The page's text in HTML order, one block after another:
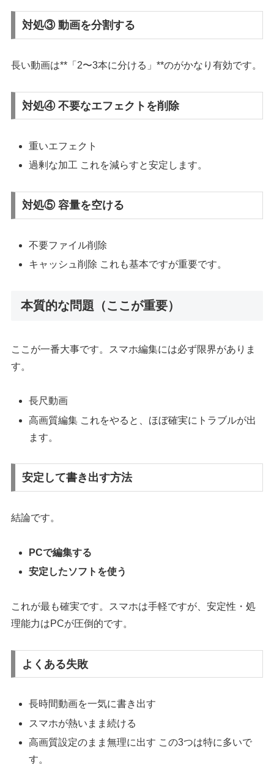
対処③ 動画を分割する
長い動画は**「2〜3本に分ける」**のがかなり有効です。
対処④ 不要なエフェクトを削除
重いエフェクト
過剰な加工 これを減らすと安定します。
対処⑤ 容量を空ける
不要ファイル削除
キャッシュ削除 これも基本ですが重要です。
本質的な問題（ここが重要）
ここが一番大事です。スマホ編集には必ず限界がありま
す。
長尺動画
高画質編集 これをやると、ほぼ確実にトラブルが出
ます。
安定して書き出す方法
結論です。
PCで編集する
安定したソフトを使う
これが最も確実です。スマホは手軽ですが、安定性・処
理能力はPCが圧倒的です。
よくある失敗
長時間動画を一気に書き出す
スマホが熱いまま続ける
高画質設定のまま無理に出す この3つは特に多いで
す。